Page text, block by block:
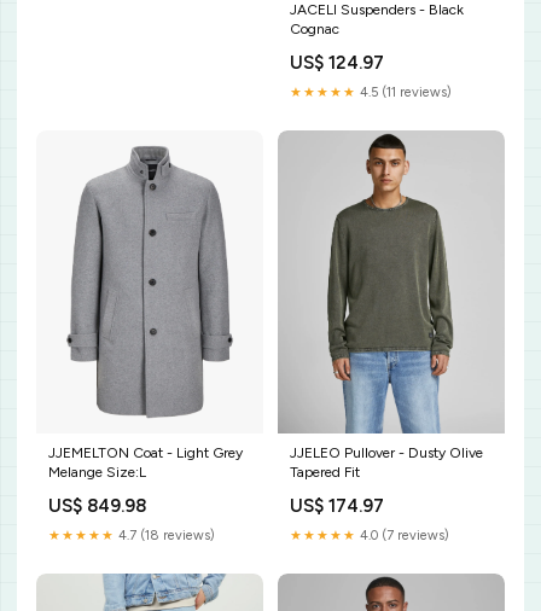
JACELI Suspenders - Black
Cognac
US$ 124.97
★★★★★ 4.5 (11 reviews)
JJEMELTON Coat - Light Grey
Melange Size:L
US$ 849.98
★★★★★ 4.7 (18 reviews)
JJELEO Pullover - Dusty Olive
Tapered Fit
US$ 174.97
★★★★★ 4.0 (7 reviews)